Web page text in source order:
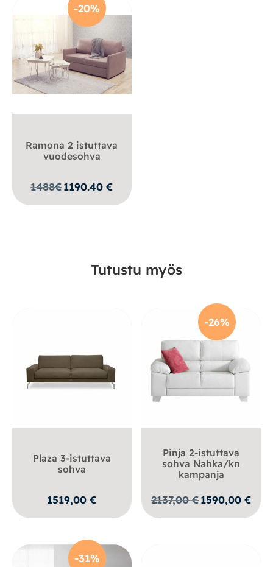
-20%
Ramona 2 istuttava
vuodesohva
1488€1190.40€
Tutustu myös
Plaza 3-istuttava
sohva
1519,00€
-26%
Pinja 2-istuttava
sohva Nahka/kn
kampanja
2137,00€ Alkuperäinen
oli:
1590,00€
hinta
-31%